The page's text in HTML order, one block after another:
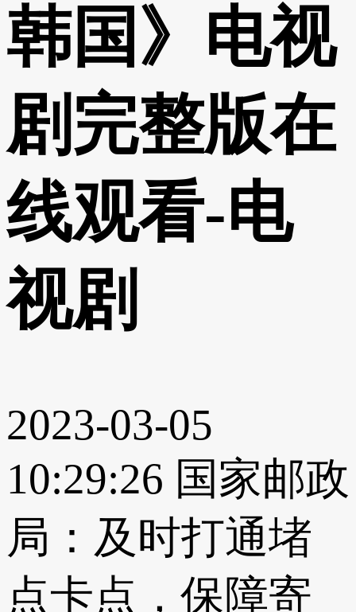
韩国》电视
剧完整版在
线观看-电
视剧
2023-03-05
10:29:26 国家邮政
局：及时打通堵
点卡点，保障寄